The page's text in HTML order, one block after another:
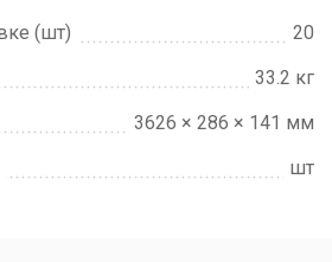
(шт)
20
33.2 кг
3626 × 286 × 141 мм
шт